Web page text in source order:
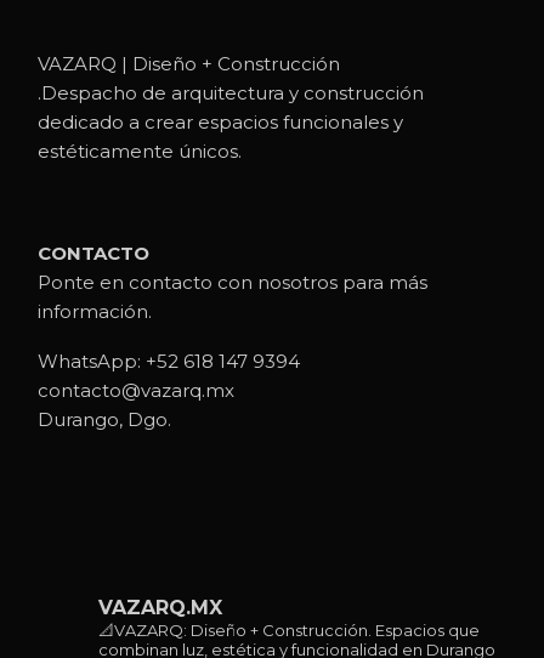
VAZARQ | Diseño + Construcción
.Despacho de arquitectura y construcción
dedicado a crear espacios funcionales y
estéticamente únicos.
CONTACTO
Ponte en contacto con nosotros para más
información.
WhatsApp: +52 618 147 9394
contacto@vazarq.mx
Durango, Dgo.
VAZARQ.MX
📐VAZARQ: Diseño + Construcción. Espacios que
combinan luz, estética y funcionalidad en Durango